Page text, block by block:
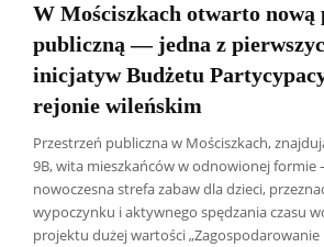
W Mościszkach otwarto nową
publiczną — jedna z
inicjatyw Budżetu
rejonie wileńskim
Przestrzeń publiczna w Mościszkach,
9B, wita mieszkańców w odnowionej formie
nowoczesna strefa zabaw dla dzieci,
wypoczynku i aktywnego spędzania czasu
projektu dużej wartości